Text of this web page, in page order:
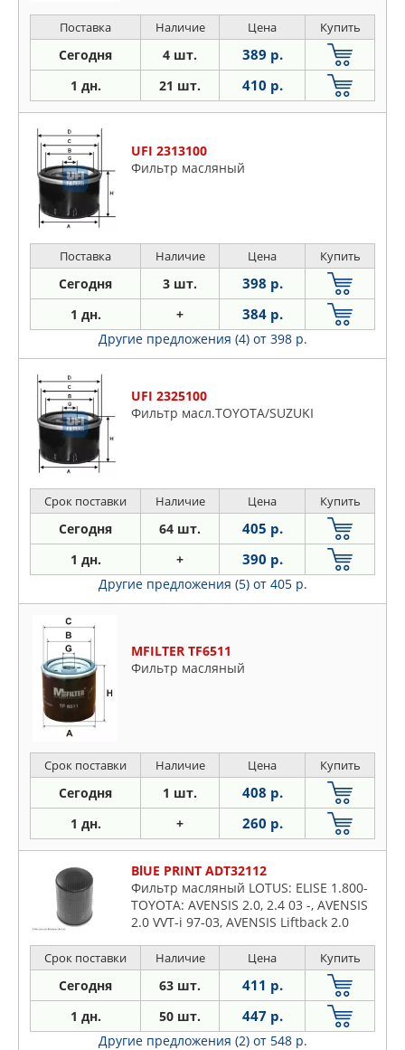
Поставка Наличие Цена Купить
Сегодня 4 шт. 389 р.
1 дн. 21 шт. 410 р.
UFI 2313100
Фильтр масляный
Поставка Наличие Цена Купить
Сегодня 3 шт. 398 р.
1 дн. + 384 р.
Другие предложения (4) от 398 р.
UFI 2325100
Фильтр масл.TOYOTA/SUZUKI
Срок поставки Наличие Цена Купить
Сегодня 64 шт. 405 р.
1 дн. + 390 р.
Другие предложения (5) от 405 р.
MFILTER TF6511
Фильтр масляный
Срок поставки Наличие Цена Купить
Сегодня 1 шт. 408 р.
1 дн. + 260 р.
BlUE PRINT ADT32112
Фильтр масляный LOTUS: ELISE 1.800-
TOYOTA: AVENSIS 2.0, 2.4 03 -, AVENSIS
2.0 VVT-i 97-03, AVENSIS Liftback 2.0
VVT-i
Срок поставки Наличие Цена Купить
Сегодня 63 шт. 411 р.
1 дн. 50 шт. 447 р.
Другие предложения (2) от 548 р.